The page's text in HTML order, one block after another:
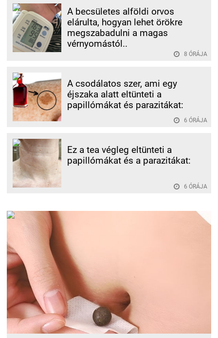
A becsületes alföldi orvos
elárulta, hogyan lehet örökre
megszabadulni a magas
vérnyomástól..
8 ÓRÁJA
A csodálatos szer, ami egy
éjszaka alatt eltünteti a
papillómákat és parazitákat:
6 ÓRÁJA
Ez a tea végleg eltünteti a
papillómákat és a parazitákat:
6 ÓRÁJA